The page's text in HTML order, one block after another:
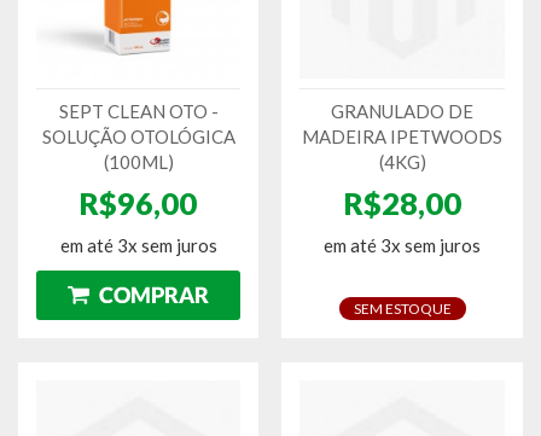
SEPT CLEAN OTO -
SOLUÇÃO OTOLÓGICA
(100ML)
R$96,00
em até 3x sem juros
GRANULADO DE
MADEIRA IPETWOODS
(4KG)
R$28,00
em até 3x sem juros
SEM ESTOQUE